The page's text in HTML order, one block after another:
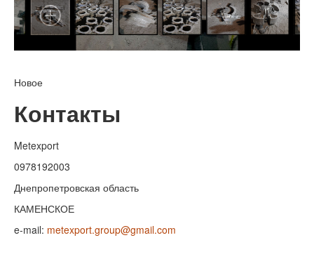
Новое
Контакты
Metexport
0978192003
Днепропетровская область
КАМЕНСКОЕ
e-mail: metexport.group@gmail.com